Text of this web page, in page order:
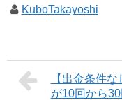
KuboTakayoshi
【出金条件
が10回から30